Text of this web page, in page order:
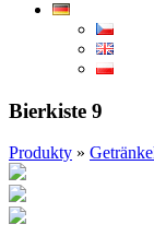
Bierkiste 9
Produkty »